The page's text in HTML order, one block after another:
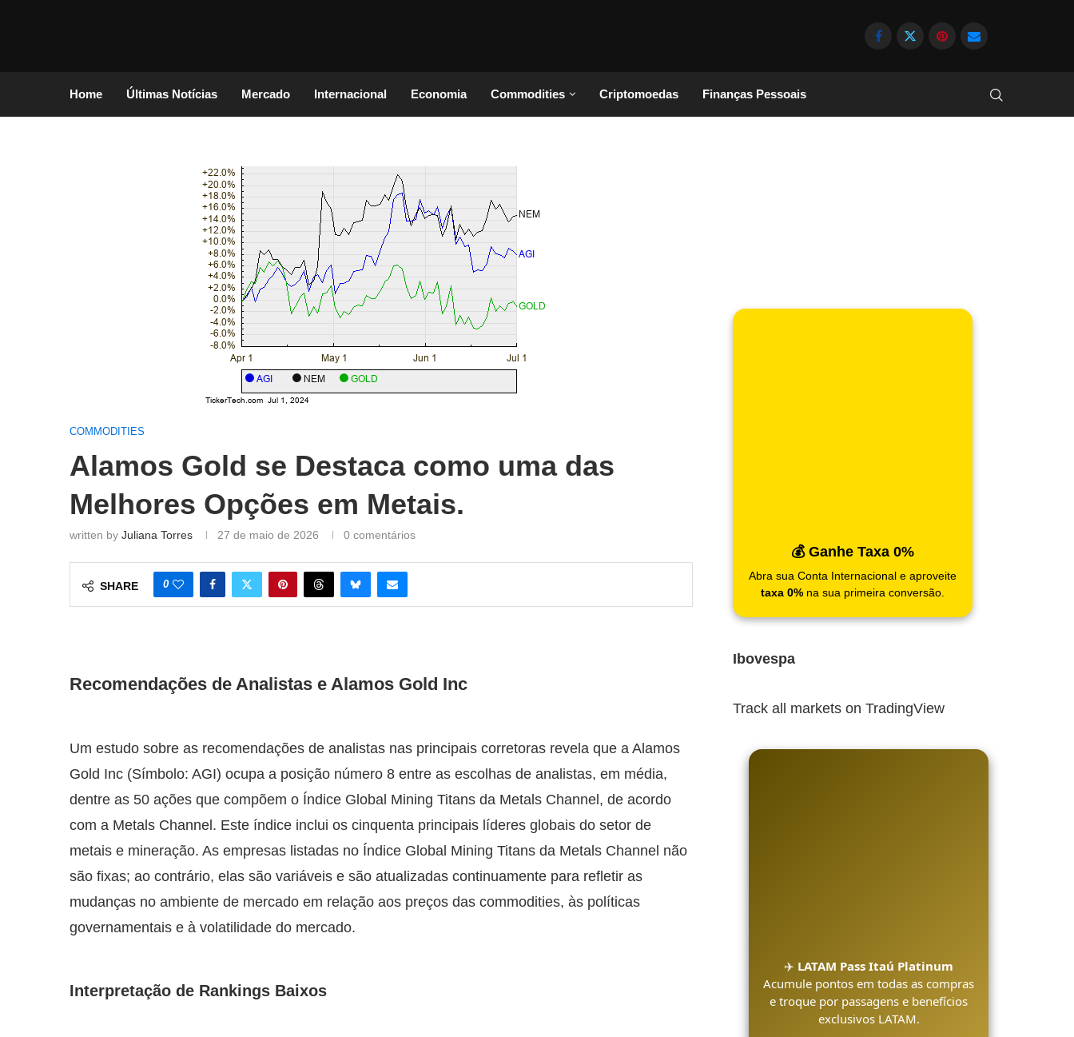
Home Últimas Notícias Mercado Internacional Economia Commodities Criptomoedas Finanças Pessoais
COMMODITIES
Alamos Gold se Destaca como uma das
Melhores Opções em Metais.
written by Juliana Torres 27 de maio de 2026 0 comentários
SHARE 0
Recomendações de Analistas e Alamos Gold Inc
Um estudo sobre as recomendações de analistas nas principais corretoras revela que a Alamos
Gold Inc (Símbolo: AGI) ocupa a posição número 8 entre as escolhas de analistas, em média,
dentre as 50 ações que compõem o Índice Global Mining Titans da Metals Channel, de acordo
com a Metals Channel. Este índice inclui os cinquenta principais líderes globais do setor de
metais e mineração. As empresas listadas no Índice Global Mining Titans da Metals Channel não
são fixas; ao contrário, elas são variáveis e são atualizadas continuamente para refletir as
mudanças no ambiente de mercado em relação aos preços das commodities, às políticas
governamentais e à volatilidade do mercado.
Interpretação de Rankings Baixos
💰 Ganhe Taxa 0%
Abra sua Conta Internacional e aproveite
taxa 0% na sua primeira conversão.
Ibovespa
Track all markets on TradingView
✈️ LATAM Pass Itaú Platinum
Acumule pontos em todas as compras
e troque por passagens e benefícios
exclusivos LATAM.